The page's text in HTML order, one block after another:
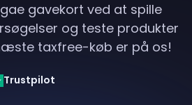
gavekort ved at spille
og teste produkter
taxfree-køb er på os!
Trustpilot